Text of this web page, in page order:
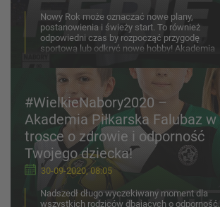
Nowy Rok może oznaczać nowe plany,
postanowienia i świeży start. To również
odpowiedni czas by rozpocząć przygodę
sportową lub odkryć nowe hobby! Akademia
spróbować swoich sił podczas czterech
darmowych treningów w naszym Klubie!
Przeczytaj artykuł i dowiedz się, jakie
niespodzianki przygotowaliśmy dla Ciebie
podczas dwóch tygodni ferii!
#WielkieNabory2020 –
Akademia Piłkarska Falubaz w
trosce o zdrowie i odporność
Twojego dziecka!
30-09-2020, 08:05
Nadszedł długo wyczekiwany moment dla
wszystkich rodziców dbających o odporność,